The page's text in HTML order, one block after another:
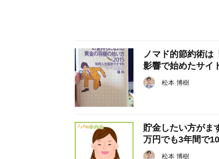
ノマド的節約術は
影響で始めたサイ
松本 博樹
貯金したい方がま
万円でも3年間で
松本 博樹